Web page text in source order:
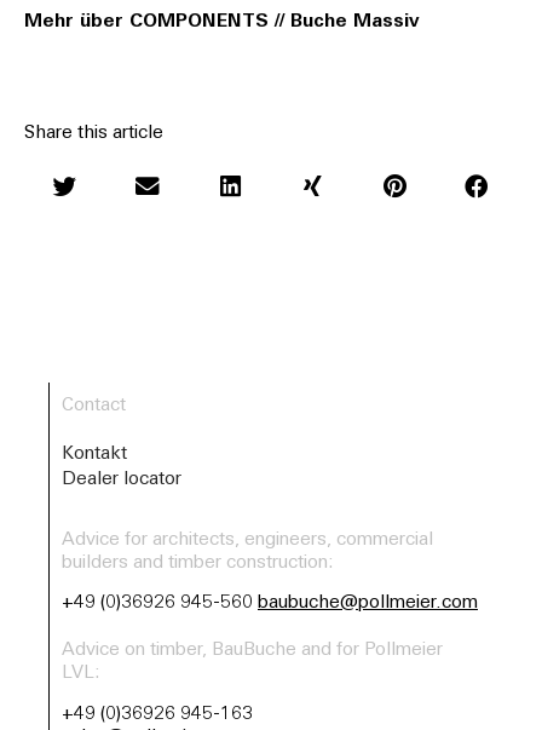
Mehr über COMPONENTS // Buche Massiv
Share this article
Contact
Kontakt
Dealer locator
Advice for architects, engineers, commercial
builders and timber construction:
+49 (0)36926 945-560 baubuche@pollmeier.com
Advice on timber, BauBuche and for Pollmeier
LVL:
+49 (0)36926 945-163